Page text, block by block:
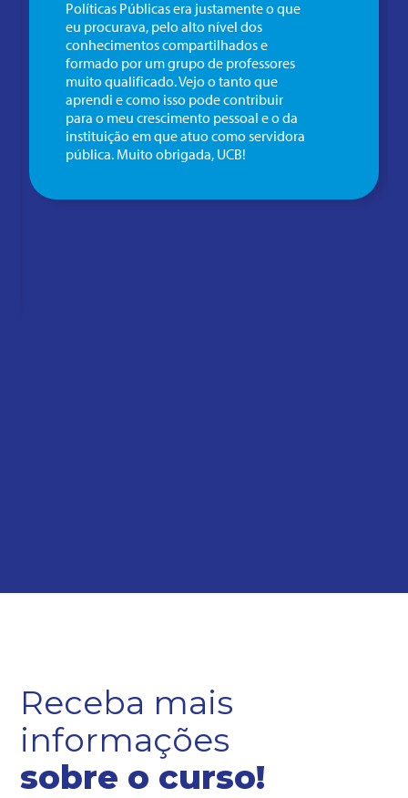
Políticas Públicas era justamente o que
eu procurava, pelo alto nível dos
conhecimentos compartilhados e
formado por um grupo de professores
muito qualificado. Vejo o tanto que
aprendi e como isso pode contribuir
para o meu crescimento pessoal e o da
instituição em que atuo como servidora
pública. Muito obrigada, UCB!
Receba mais
informações
sobre o curso!